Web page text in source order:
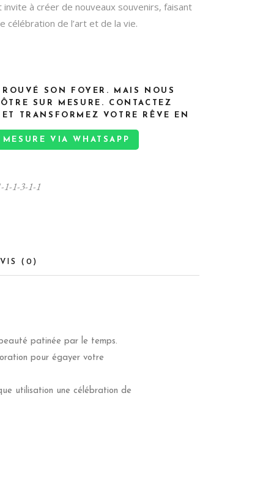
à créer de nouveaux souvenirs, faisant
célébration de l’art et de la vie.
SON FOYER. MAIS NOUS
SUR MESURE. CONTACTEZ
TRANSFORMEZ VOTRE RÊVE EN
VIA WHATSAPP
1-1-3-1-1
(0)
patinée par le temps.
pour égayer votre
utilisation une célébration de